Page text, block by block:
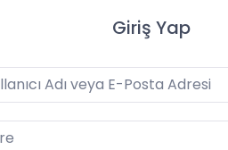
Giriş Yap